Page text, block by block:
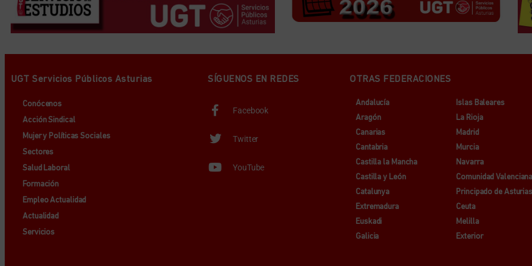
UGT Servicios Públicos Asturias
Conócenos
Acción Sindical
Mujer y Políticas Sociales
Sectores
Salud Laboral
Formación
Empleo Actualidad
Actualidad
Servicios
SÍGUENOS EN REDES
Facebook
Twitter
YouTube
OTRAS FEDERACIONES
Andalucía
Aragón
Canarias
Cantabria
Castilla la Mancha
Castilla y León
Catalunya
Extremadura
Euskadi
Galicia
Islas Baleares
La Rioja
Madrid
Murcia
Navarra
Comunidad
Principado de
Ceuta
Melilla
Exterior